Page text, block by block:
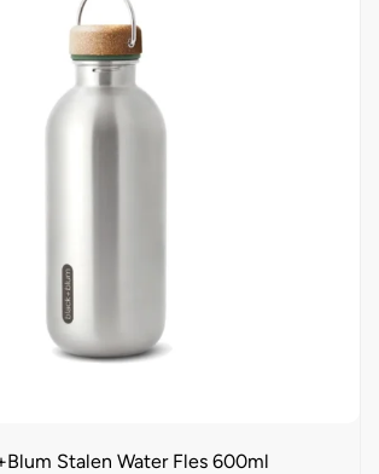
Stalen Water Fles 600ml